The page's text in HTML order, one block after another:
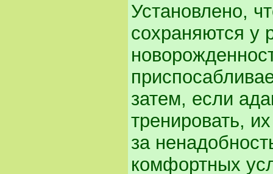
Установлено,
сохраняются у
затем, если
тренировать,
за
комфортных